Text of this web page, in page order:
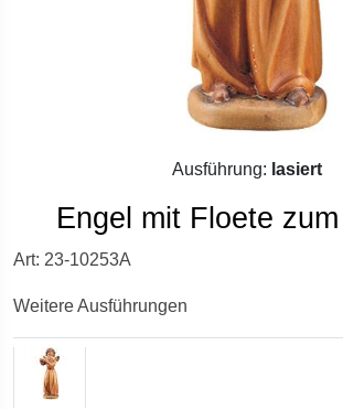
Ausführung: lasiert
Engel mit Floete
Art: 23-10253A
Weitere Ausführungen